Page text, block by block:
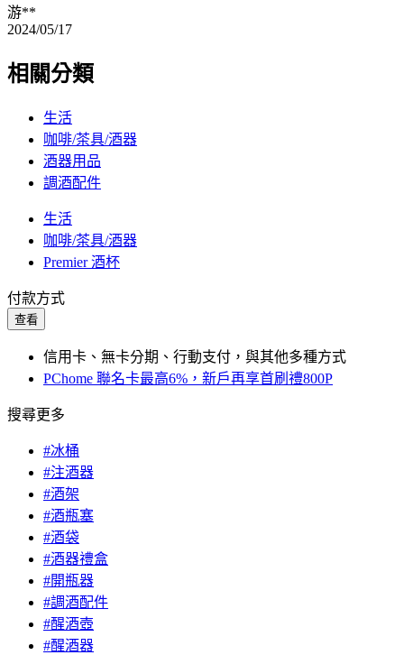
游**
2024/05/17
相關分類
生活
咖啡/茶具/酒器
酒器用品
調酒配件
生活
咖啡/茶具/酒器
Premier 酒杯
付款方式
查看
信用卡、無卡分期、行動支付，與其他多種方式
PChome 聯名卡最高6%，新戶再享首刷禮800P
搜尋更多
#冰桶
#注酒器
#酒架
#酒瓶塞
#酒袋
#酒器禮盒
#開瓶器
#調酒配件
#醒酒壺
#醒酒器